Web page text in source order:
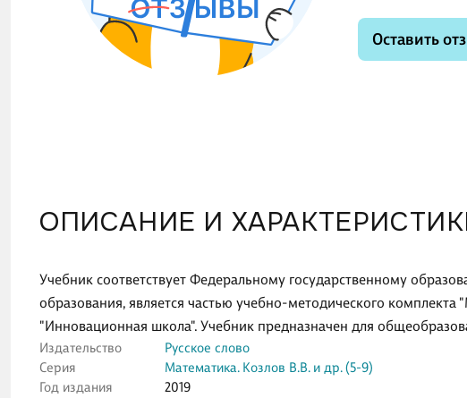
ОПИСАНИЕ И
Учебник соответствует Федеральному государственному
образования, является частью учебно-методического комплекта
"Инновационная школа". Учебник предназначен для
Издательство
Русское слово
Серия
Математика. Козлов В.В. и др. (5-9)
Год издания
2019
Оставить